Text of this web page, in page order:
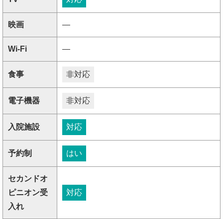
映画 ―
Wi-Fi ―
食事 非対応
電子機器 非対応
入院施設 対応
予約制 はい
セカンドオ
ピニオン受
入れ
対応